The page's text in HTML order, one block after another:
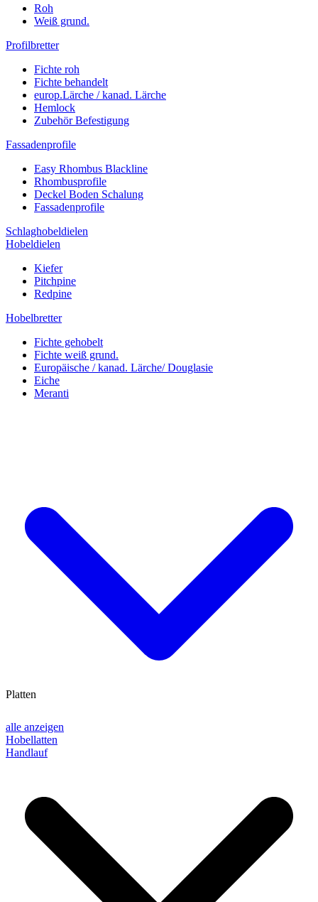
Roh
Weiß grund.
Profilbretter
Fichte roh
Fichte behandelt
europ.Lärche / kanad. Lärche
Hemlock
Zubehör Befestigung
Fassadenprofile
Easy Rhombus Blackline
Rhombusprofile
Deckel Boden Schalung
Fassadenprofile
Schlaghobeldielen
Hobeldielen
Kiefer
Pitchpine
Redpine
Hobelbretter
Fichte gehobelt
Fichte weiß grund.
Europäische / kanad. Lärche/ Douglasie
Eiche
Meranti
alle anzeigen
Hobellatten
Handlauf
Platten